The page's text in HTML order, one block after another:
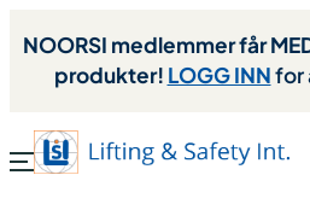
NOORSI medlemmer får
produkter! LOGG INNfor